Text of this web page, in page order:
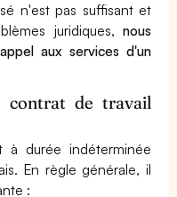
n'est pas suffisant et
juridiques, nous
aux services d'un
contrat de travail
à durée indéterminée
En règle générale, il
: